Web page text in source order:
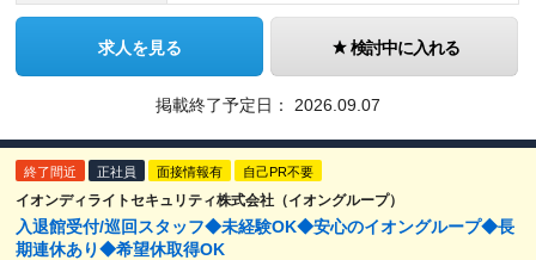
求人を見る 検討中に入れる
掲載終了予定日： 2026.09.07
終了間近 正社員 面接情報有 自己PR不要
イオンディライトセキュリティ株式会社（イオングループ）
入退館受付/巡回スタッフ◆未経験OK◆安心のイオングループ◆長
期連休あり◆希望休取得OK